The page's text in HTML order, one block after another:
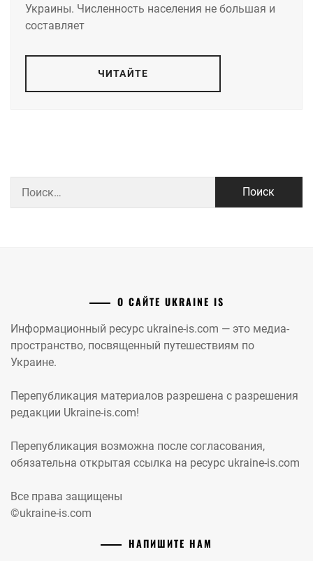
Украины. Численность населения не большая и
составляет
ЧИТАЙТЕ
О САЙТЕ UKRAINE IS
Информационный ресурс ukraine-is.com — это медиа-
пространство, посвященный путешествиям по
Украине.
Перепубликация материалов разрешена с разрешения
редакции Ukraine-is.com!
Перепубликация возможна после согласования,
обязательна открытая ссылка на ресурс ukraine-is.com
Все права защищены
©ukraine-is.com
НАПИШИТЕ НАМ